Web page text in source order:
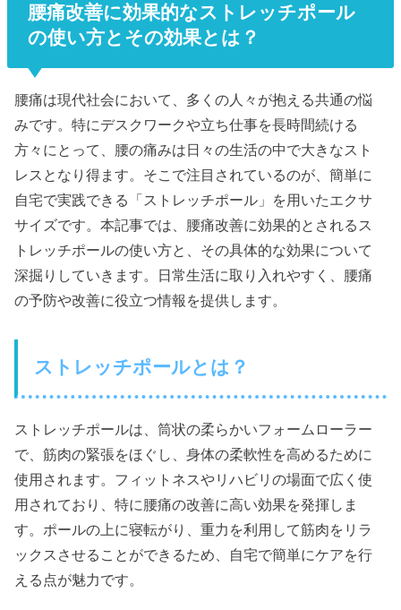
腰痛改善に効果的なストレッチポール
の使い方とその効果とは？
腰痛は現代社会において、多くの人々が抱える共通の悩
みです。特にデスクワークや立ち仕事を長時間続ける
方々にとって、腰の痛みは日々の生活の中で大きなスト
レスとなり得ます。そこで注目されているのが、簡単に
自宅で実践できる「ストレッチポール」を用いたエクサ
サイズです。本記事では、腰痛改善に効果的とされるス
トレッチポールの使い方と、その具体的な効果について
深掘りしていきます。日常生活に取り入れやすく、腰痛
の予防や改善に役立つ情報を提供します。
ストレッチポールとは？
ストレッチポールは、筒状の柔らかいフォームローラー
で、筋肉の緊張をほぐし、身体の柔軟性を高めるために
使用されます。フィットネスやリハビリの場面で広く使
用されており、特に腰痛の改善に高い効果を発揮しま
す。ポールの上に寝転がり、重力を利用して筋肉をリラ
ックスさせることができるため、自宅で簡単にケアを行
える点が魅力です。